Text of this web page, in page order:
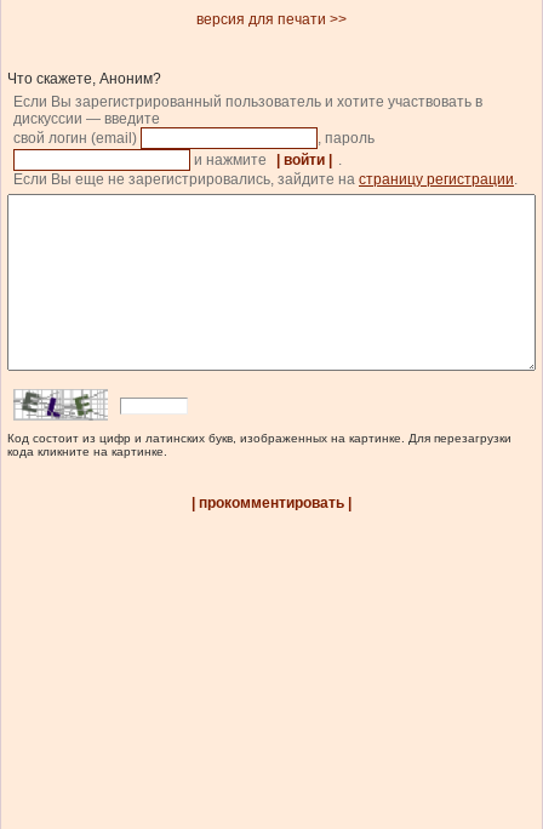
версия для печати >>
Что скажете, Аноним?
Если Вы зарегистрированный пользователь и хотите участвовать в
дискуссии — введите
свой логин (email)
, пароль
и нажмите
| войти |
.
Если Вы еще не зарегистрировались, зайдите на страницу регистрации.
Код состоит из цифр и латинских букв, изображенных на картинке. Для перезагрузки
кода кликните на картинке.
| прокомментировать |